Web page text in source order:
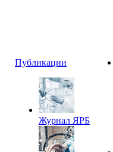
Публикации
Журнал ЯРБ